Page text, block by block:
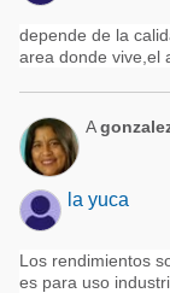
depende de la
area donde vive,el
A
la yuca
Los rendimientos
es para uso